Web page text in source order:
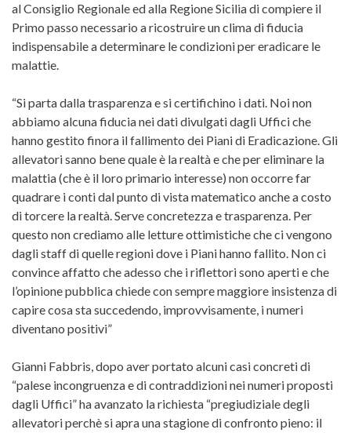
al Consiglio Regionale ed alla Regione Sicilia di compiere il
Primo passo necessario a ricostruire un clima di fiducia
indispensabile a determinare le condizioni per eradicare le
malattie.
“Si parta dalla trasparenza e si certifichino i dati. Noi non
abbiamo alcuna fiducia nei dati divulgati dagli Uffici che
hanno gestito finora il fallimento dei Piani di Eradicazione. Gli
allevatori sanno bene quale è la realtà e che per eliminare la
malattia (che è il loro primario interesse) non occorre far
quadrare i conti dal punto di vista matematico anche a costo
di torcere la realtà. Serve concretezza e trasparenza. Per
questo non crediamo alle letture ottimistiche che ci vengono
dagli staff di quelle regioni dove i Piani hanno fallito. Non ci
convince affatto che adesso che i riflettori sono aperti e che
l’opinione pubblica chiede con sempre maggiore insistenza di
capire cosa sta succedendo, improvvisamente, i numeri
diventano positivi”
Gianni Fabbris, dopo aver portato alcuni casi concreti di
“palese incongruenza e di contraddizioni nei numeri proposti
dagli Uffici” ha avanzato la richiesta “pregiudiziale degli
allevatori perchè si apra una stagione di confronto pieno: il